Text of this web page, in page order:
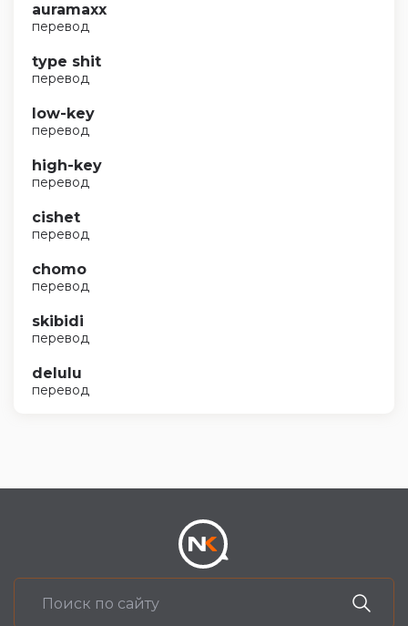
auramaxx
перевод
type shit
перевод
low-key
перевод
high-key
перевод
cishet
перевод
chomo
перевод
skibidi
перевод
delulu
перевод